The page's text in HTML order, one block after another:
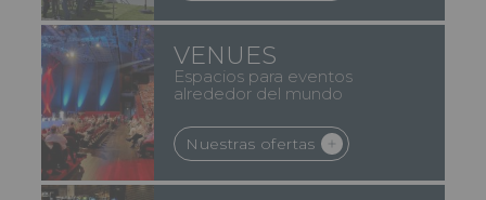
VENUES
Espacios para eventos
alrededor del mundo
Nuestras ofertas